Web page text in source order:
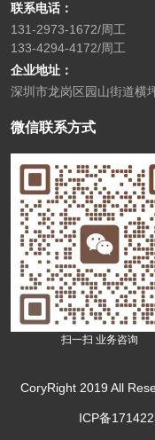
联系电话：
131-2973-1672/周工
133-4294-4172/周工
企业地址：
深圳市龙岗区园山街道横
微信联系方式
扫一扫 业务咨询
CoryRight 2019 All
ICP备